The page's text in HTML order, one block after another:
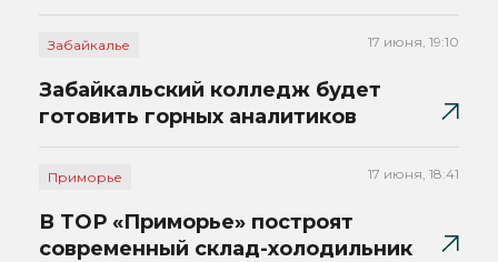
Забайкалье 17 июня, 19:10
Забайкальский колледж будет
готовить горных аналитиков
Приморье 17 июня, 18:41
В ТОР «Приморье» построят
современный склад-холодильник